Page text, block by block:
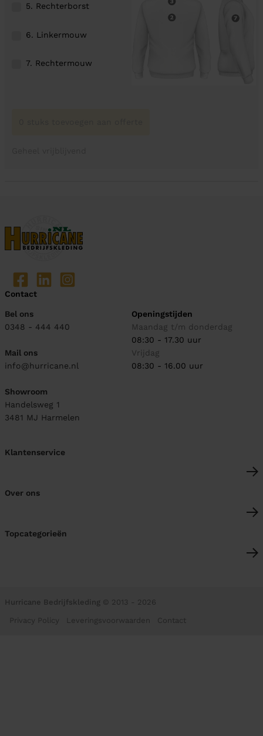
5. Rechterborst
6. Linkermouw
7. Rechtermouw
Contact
Bel ons
0348 - 444 440
Mail ons
info@hurricane.nl
Showroom
Handelsweg 1
3481 MJ Harmelen
Openingstijden
Maandag t/m donderdag
08:30 - 17.30 uur
Vrijdag
08:30 - 16.00 uur
Klantenservice
Over ons
Topcategorieën
Hurricane Bedrijfskleding © 2013 - 2026
Privacy Policy Leveringsvoorwaarden Contact